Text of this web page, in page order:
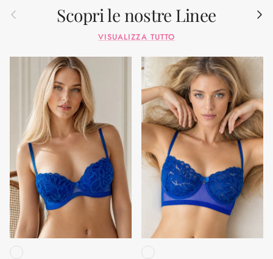
Indietro Scopri le nostre Linee
VISUALIZZA TUTTO